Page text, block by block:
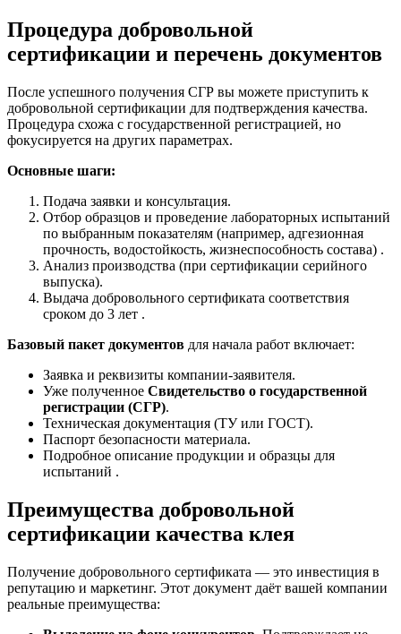
Процедура добровольной
сертификации и перечень документов
После успешного получения СГР вы можете приступить к
добровольной сертификации для подтверждения качества.
Процедура схожа с государственной регистрацией, но
фокусируется на других параметрах.
Основные шаги:
Подача заявки и консультация.
Отбор образцов и проведение лабораторных испытаний
по выбранным показателям (например, адгезионная
прочность, водостойкость, жизнеспособность состава) .
Анализ производства (при сертификации серийного
выпуска).
Выдача добровольного сертификата соответствия
сроком до 3 лет .
Базовый пакет документов для начала работ включает:
Заявка и реквизиты компании-заявителя.
Уже полученное Свидетельство о государственной
регистрации (СГР).
Техническая документация (ТУ или ГОСТ).
Паспорт безопасности материала.
Подробное описание продукции и образцы для
испытаний .
Преимущества добровольной
сертификации качества клея
Получение добровольного сертификата — это инвестиция в
репутацию и маркетинг. Этот документ даёт вашей компании
реальные преимущества: